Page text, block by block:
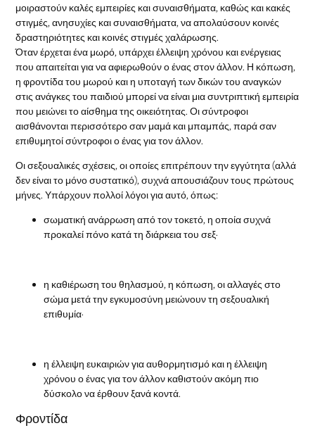
μοιραστούν καλές εμπειρίες και συναισθήματα, καθώς και κακές
στιγμές, ανησυχίες και συναισθήματα, να απολαύσουν κοινές
δραστηριότητες και κοινές στιγμές χαλάρωσης.
Όταν έρχεται ένα μωρό, υπάρχει έλλειψη χρόνου και ενέργειας
που απαιτείται για να αφιερωθούν ο ένας στον άλλον. Η κόπωση,
η φροντίδα του μωρού και η υποταγή των δικών του αναγκών
στις ανάγκες του παιδιού μπορεί να είναι μια συντριπτική εμπειρία
που μειώνει το αίσθημα της οικειότητας. Οι σύντροφοι
αισθάνονται περισσότερο σαν μαμά και μπαμπάς, παρά σαν
επιθυμητοί σύντροφοι ο ένας για τον άλλον.
Οι σεξουαλικές σχέσεις, οι οποίες επιτρέπουν την εγγύτητα (αλλά
δεν είναι το μόνο συστατικό), συχνά απουσιάζουν τους πρώτους
μήνες. Υπάρχουν πολλοί λόγοι για αυτό, όπως:
σωματική ανάρρωση από τον τοκετό, η οποία συχνά
προκαλεί πόνο κατά τη διάρκεια του σεξ·
η καθιέρωση του θηλασμού, η κόπωση, οι αλλαγές στο
σώμα μετά την εγκυμοσύνη μειώνουν τη σεξουαλική
επιθυμία·
η έλλειψη ευκαιριών για αυθορμητισμό και η έλλειψη
χρόνου ο ένας για τον άλλον καθιστούν ακόμη πιο
δύσκολο να έρθουν ξανά κοντά.
Φροντίδα